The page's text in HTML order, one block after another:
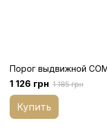
Порог выдвижной
1 126 грн 1 185 грн
Купить